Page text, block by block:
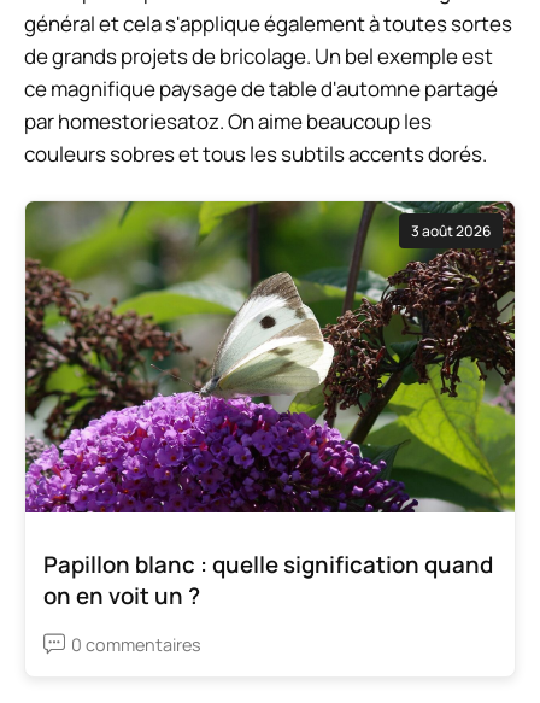
général et cela s'applique également à toutes sortes
de grands projets de bricolage. Un bel exemple est
ce magnifique paysage de table d'automne partagé
par homestoriesatoz. On aime beaucoup les
couleurs sobres et tous les subtils accents dorés.
3 août 2026
Papillon blanc : quelle signification quand
on en voit un ?
0 commentaires